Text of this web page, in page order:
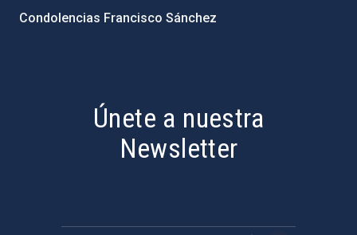
Condolencias Francisco Sánchez
Únete a nuestra
Newsletter